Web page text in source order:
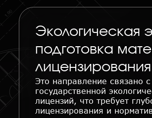
Экологическая
подготовка
лицензирования
Это направление связано
государственной
лицензий, что требует
лицензирования и